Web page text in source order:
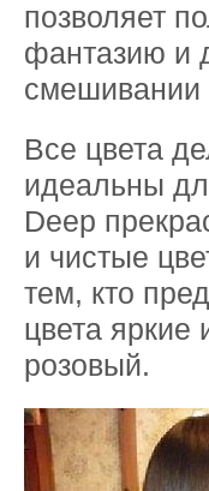
позволяет
фантазию и
смешивании
Все цвета
идеальны
Deep
и чистые
тем, кто
цвета яркие
розовый.